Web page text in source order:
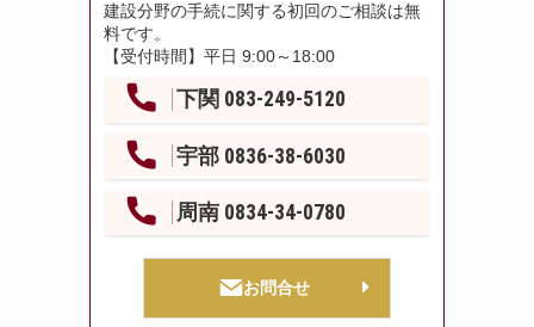
建設分野の手続に関する初回のご相談は無
料です。
【受付時間】平日 9:00～18:00
下関 083-249-5120
宇部 0836-38-6030
周南 0834-34-0780
お問合せ